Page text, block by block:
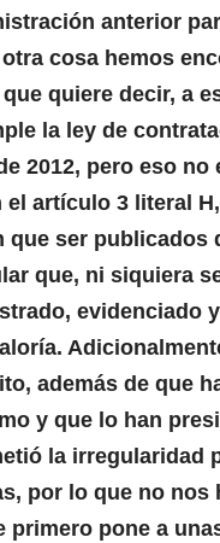
anterior
otra cosa hemos
quiere decir, a
la ley de
2012, pero eso
el artículo 3 literal
que ser publicados
que, ni siquiera
evidenciado
además de que
y que lo han
la irregularidad
por lo que no
primero pone a